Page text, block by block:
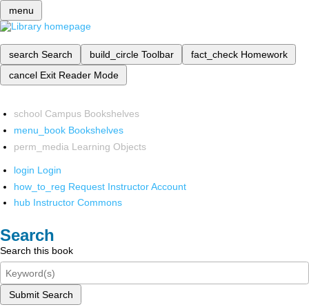
menu
search Search build_circle Toolbar fact_check Homework
cancel Exit Reader Mode
school Campus Bookshelves
menu_book Bookshelves
perm_media Learning Objects
login Login
how_to_reg Request Instructor Account
hub Instructor Commons
Search
Search this book
Submit Search